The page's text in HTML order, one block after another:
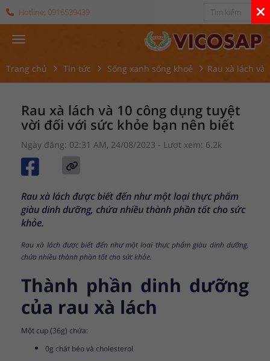
Hotline: 0916539439
Trang chủ Tin tức Sống xanh sống khoẻ Rau xà lách
Rau xà lách và 10 công dụng tuyệt
vời đối với sức khỏe bạn nên biết
Ngày đăng: 02:31 AM, 24/08/2023 - Lượt xem: 6.2k
Rau xà lách được biết đến như một loại thực phẩm
giàu dinh dưỡng, chứa nhiều thành phần tốt cho sức
khỏe.
Rau xà lách được biết đến như một loại thực phẩm giàu dinh dưỡng,
chứa nhiều thành phần tốt cho sức khỏe.
Thành phần dinh dưỡng
của rau xà lách
Một cup (36g) chứa:
0g chất béo và cholesterol